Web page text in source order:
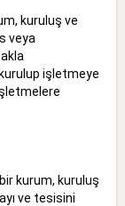
kuruluş ve
veya
işletmeye
kurum, kuruluş
ve tesisini